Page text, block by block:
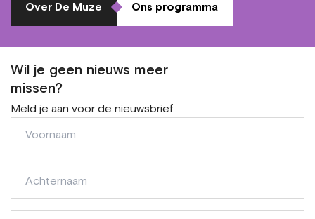
Over De Muze Ons programma
Wil je geen nieuws meer
missen?
Meld je aan voor de nieuwsbrief